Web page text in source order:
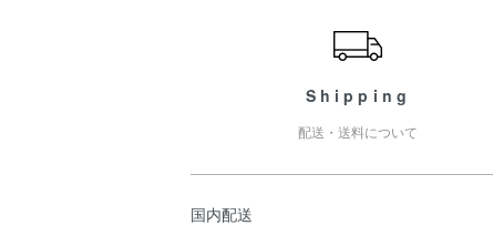
Shipping
配送・送料について
国内配送